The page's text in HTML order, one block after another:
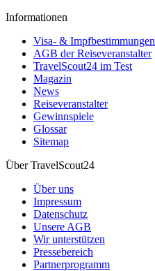
Informationen
Visa- & Impfbestimmungen
AGB der Reiseveranstalter
TravelScout24 im Test
Magazin
News
Reiseveranstalter
Gewinnspiele
Glossar
Sitemap
Über TravelScout24
Über uns
Impressum
Datenschutz
Unsere AGB
Wir unterstützen
Pressebereich
Partnerprogramm